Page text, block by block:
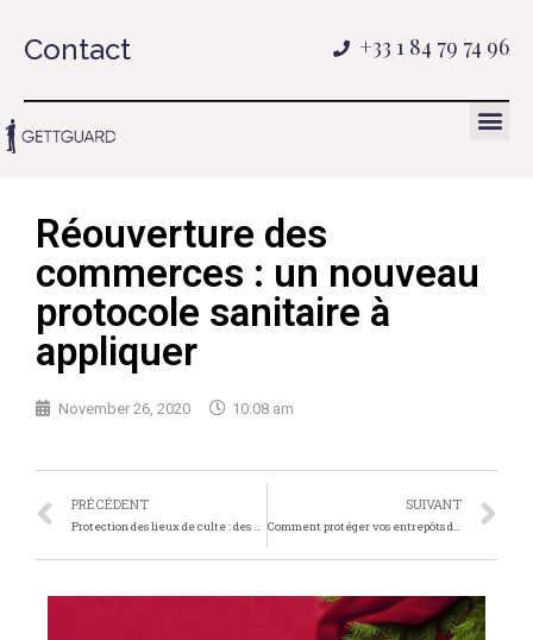
Contact +33 1 84 79 74 96
Réouverture des
commerces : un nouveau
protocole sanitaire à
appliquer
November 26, 2020 10:08 am
PRÉCÉDENT
Protection des lieux de culte : des mesures nécessaires
SUIVANT
Comment protéger vos entrepôts des risques de cambriolages et de vols?